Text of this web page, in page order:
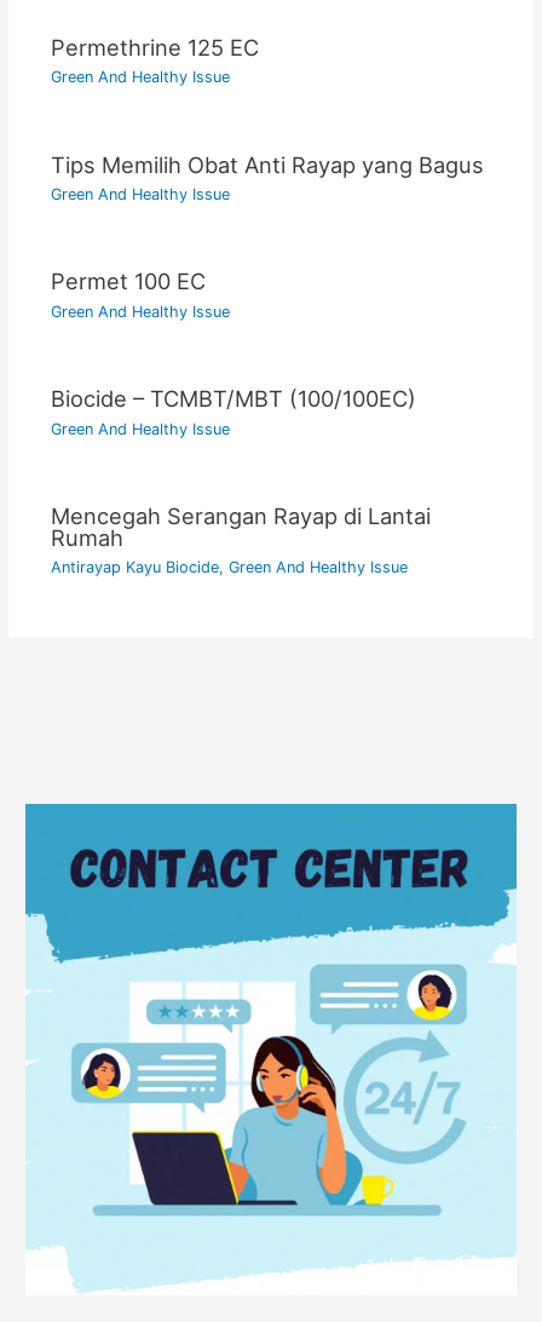
Permethrine 125 EC
Green And Healthy Issue
Tips Memilih Obat Anti Rayap yang Bagus
Green And Healthy Issue
Permet 100 EC
Green And Healthy Issue
Biocide – TCMBT/MBT (100/100EC)
Green And Healthy Issue
Mencegah Serangan Rayap di Lantai
Rumah
Antirayap Kayu Biocide, Green And Healthy Issue